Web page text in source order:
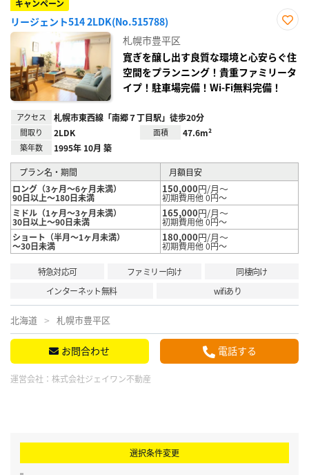
キャンペーン
リージェント514 2LDK(No.515788)
り登
録
札幌市豊平区
寛ぎを醸し出す良質な環境と心安らぐ住
空間をプランニング！貴重ファミリータ
イプ！駐車場完備！Wi-Fi無料完備！
アクセス 札幌市東西線「南郷７丁目駅」徒歩20分
間取り 2LDK 面積 47.6m²
築年数 1995年 10月 築
プラン名・期間
月額目安
ロング（3ヶ月～6ヶ月未満）
90日以上～180日未満
150,000円/月～
初期費用他 0円～
ミドル（1ヶ月～3ヶ月未満）
30日以上～90日未満
165,000円/月～
初期費用他 0円～
ショート（半月～1ヶ月未満）
～30日未満
180,000円/月～
初期費用他 0円～
特急対応可 ファミリー向け
同棲向け
インターネット無料
wifiあり
北海道 札幌市豊平区
お問合わせ 電話する
運営会社： 株式会社ジェイワン不動産
選択条件変更